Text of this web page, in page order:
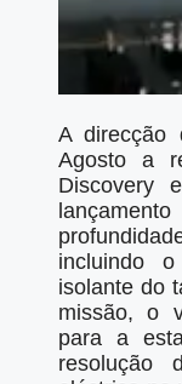
A direcção
Agosto a
Discovery
incluindo
isolante do
missão, o
para a
resolução